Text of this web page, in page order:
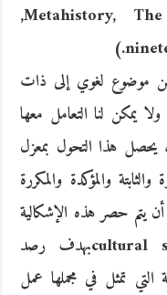
,Metahistory,
من موضوع لغوي إلى ذات
يمكن لنا التعامل معها
هذا التحول بمعزل
والمؤكدة والمكررة
يتم حصر هذه الإشكالية
ضمن فضاء اسلوبياتها الثقافية cultural stylesبهدف رصد
التي تمثل في مجملها عمل